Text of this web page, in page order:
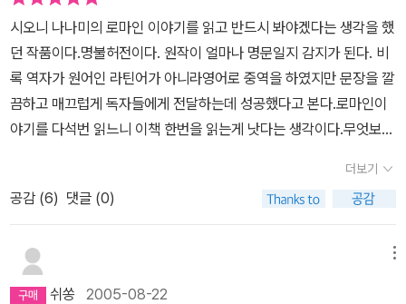
각해보면, 내가 그 이후로 한참 동안 그 질문에 대한 답을 찾지 못했으
리라는 것을 쉽게 유추 할 수 있다. 그 뒤로 몇 년이 지났을까. 어느새
나도 모르게 나는 책 속에 빠져 그 사이에서 즐거움을 찾는 중학생이
되어있었다. 내가 카이사르를 다시 만나게 된 것은 시오노 나나미의
로마인 이야기를 통해서였다. 작가는 친절하게도 그의 성품을, 그의
행동을 하나하나 자세히 알려주었고 그것을 통해서 나는 카이사르를
좀 더 알고, 좀 더 존경하고, 하나의 목표로서 세웠다. 그의 리더십, 애
국심, 그리고 판단력. 그 모든 것들에 대한 매료가 나로 하여금 카이사
것은, 이 인물 자체는 위대하고 이천년 뒤의 모든 인간에게 영향을 미
치고, 그들이 자신의 이름을 기억하게 만들 수 있는 사람이지만, 일반
시오니 나나미의 로마인 이야기를 읽고 반드시 봐야겠다는 생각을 했
던 작품이다.명불허전이다. 원작이 얼마나 명문일지 감지가 된다. 비
록 역자가 원어인 라틴어가 아니라영어로 중역을 하였지만 문장을 깔
끔하고 매끄럽게 독자들에게 전달하는데 성공했다고 본다.로마인이
야기를 다석번 읽느니 이책 한번을 읽는게 낫다는 생각이다.무엇보다
더보기
공감 (6) 댓글 (0)
쉬쏭 2005-08-22